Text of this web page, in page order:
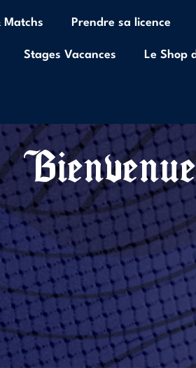
Matchs Prendre sa licence
Stages Vacances Le Shop